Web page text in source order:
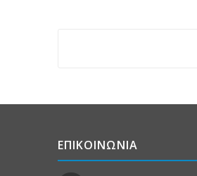
ΕΠΙΚΟΙΝΩΝΙΑ